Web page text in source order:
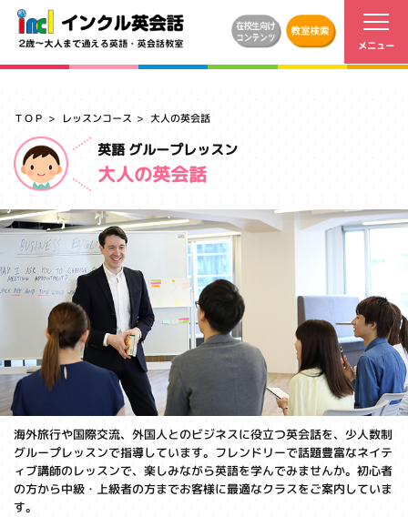
ＴＯＰ レッスンコース 大人の英会話
英語 グループレッスン
大人の英会話
海外旅行や国際交流、外国人とのビジネスに役立つ英会話を、少人数制
グループレッスンで指導しています。フレンドリーで話題豊富なネイテ
ィブ講師のレッスンで、楽しみながら英語を学んでみませんか。初心者
の方から中級・上級者の方までお客様に最適なクラスをご案内していま
す。